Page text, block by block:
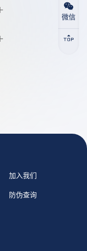
加入我们
防伪查询
微信